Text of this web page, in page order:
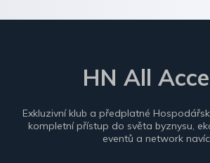
HN All
Exkluzivní klub a předplatné
kompletní přístup do světa byznysu,
eventů a network